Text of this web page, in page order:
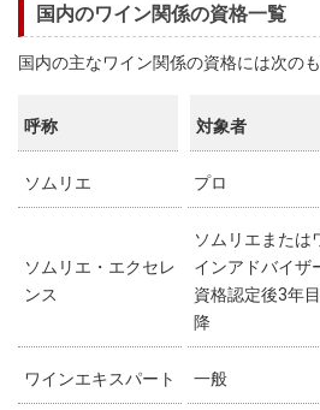
国内のワイン関係の資格一覧
国内の主なワイン関係の資格には次の
呼称 対象者
ソムリエ プロ
ソムリエ・エクセレ
ンス
ソムリエまたは
インアドバイザ
資格認定後3年
降
ワインエキスパート 一般